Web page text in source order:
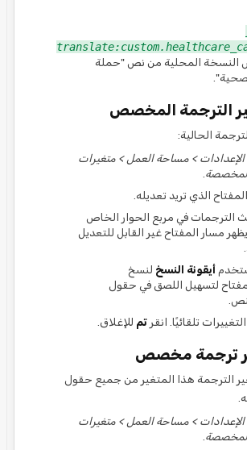
المحلية من نص "حملة
الترجمة المخصص
الحالية:
الإعدادات > مساحة العمل > متغيرات
الذي تريد تعديله.
الترجمات في مربع الحوار الخاص
يظهر مسار المفتاح غير القابل للتعديل
أيقونة النسخ لنسخ
لتسهيل اللصق في حقول
تلقائيًا. انقر تم للإغلاق.
ترجمة مخصص
الترجمة هذا المتغير من جميع حقول
الإعدادات > مساحة العمل > متغيرات